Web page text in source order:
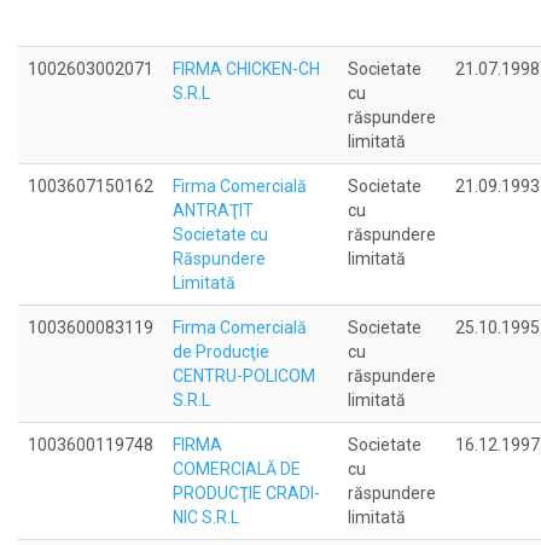
1002603002071
FIRMA CHICKEN-CH
S.R.L
Societate
cu
răspundere
limitată
21.07.1998
1003607150162
Firma Comercială
ANTRAŢIT
Societate cu
Răspundere
Limitată
Societate
cu
răspundere
limitată
21.09.1993
1003600083119
Firma Comercială
de Producţie
CENTRU-POLICOM
S.R.L
Societate
cu
răspundere
limitată
25.10.1995
1003600119748
FIRMA
COMERCIALĂ DE
PRODUCŢIE CRADI-
NIC S.R.L
Societate
cu
răspundere
limitată
16.12.1997